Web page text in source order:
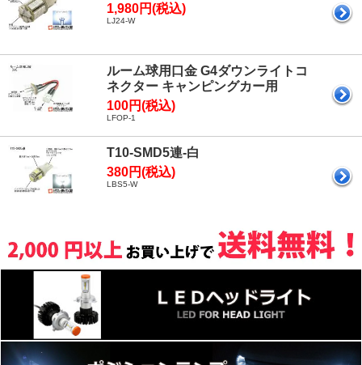
1,980円(税込)
LJ24-W
ルーム球用口金 G4ダウンライトコ
ネクター キャンピングカー用
100円(税込)
LFOP-1
T10-SMD5連-白
380円(税込)
LBS5-W